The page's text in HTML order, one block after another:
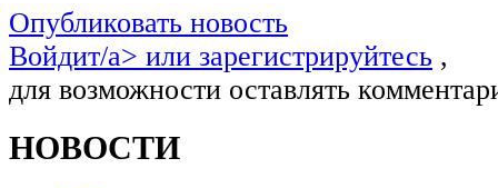
Опубликовать новость
Войдит/a> или зарегистрируйтесь ,
для возможности оставлять
НОВОСТИ